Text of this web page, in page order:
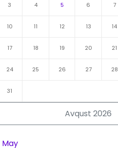
Avqust 2026
3 4 5 6 7
10 11 12 13 14
17 18 19 20 21
24 25 26 27 28
31
May